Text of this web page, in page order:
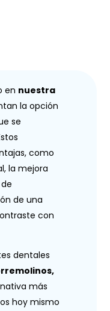
en nuestra
la opción
se
como
la mejora
de una
con
dentales
más
hoy mismo